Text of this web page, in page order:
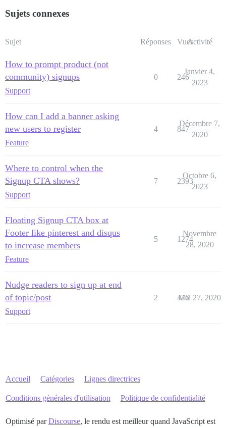
Sujets connexes
Sujet Réponses VuesActivité
How to prompt product (not
community) signups
Support
0 246
Janvier 4,
2023
How can I add a banner asking
new users to register
Feature
4 847
Décembre 7,
2020
Where to control when the
Signup CTA shows?
Support
7 2393
Octobre 6,
2023
Floating Signup CTA box at
Footer like pinterest and disqus
to increase members
Feature
5 1274
Novembre
28, 2020
Nudge readers to sign up at end
of topic/post
Support
2 476
Mai 27, 2020
Accueil Catégories Lignes directrices
Conditions générales d'utilisation Politique de confidentialité
Optimisé parDiscourse, le rendu est meilleur quand JavaScript est